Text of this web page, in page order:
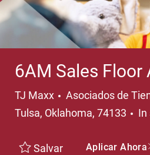
6AM Sales Floor
TJ Maxx Categoría
Asociados de
Tulsa, Oklahoma, 74133
In
Salvar Aplicar Ahora